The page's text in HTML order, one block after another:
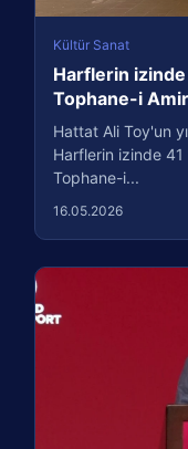
Kültür Sanat
Harflerin izinde
Tophane-i
Hattat Ali Toy'un
Harflerin izinde
Tophane-i...
16.05.2026